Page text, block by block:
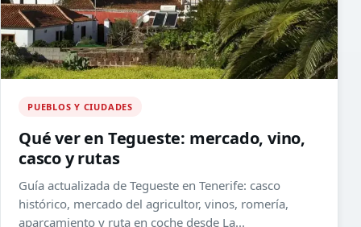
PUEBLOS Y CIUDADES
Qué ver en Tegueste: mercado, vino,
casco y rutas
Guía actualizada de Tegueste en Tenerife: casco
histórico, mercado del agricultor, vinos, romería,
aparcamiento y ruta en coche desde La...